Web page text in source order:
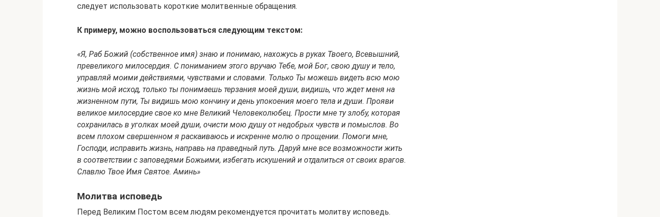
следует использовать короткие молитвенные обращения.
К примеру, можно воспользоваться следующим текстом:
«Я, Раб Божий (собственное имя) знаю и понимаю, нахожусь в руках Твоего, Всевышний,
превеликого милосердия. С пониманием этого вручаю Тебе, мой Бог, свою душу и тело,
управляй моими действиями, чувствами и словами. Только Ты можешь видеть всю мою
жизнь мой исход, только ты понимаешь терзания моей души, видишь, что ждет меня на
жизненном пути, Ты видишь мою кончину и день упокоения моего тела и души. Прояви
великое милосердие свое ко мне Великий Человеколюбец. Прости мне ту злобу, которая
сохранилась в уголках моей души, очисти мою душу от недобрых чувств и помыслов. Во
всем плохом свершенном я раскаиваюсь и искренне молю о прощении. Помоги мне,
Господи, исправить жизнь, направь на праведный путь. Даруй мне все возможности жить
в соответствии с заповедями Божьими, избегать искушений и отдалиться от своих врагов.
Славлю Твое Имя Святое. Аминь»
Молитва исповедь
Перед Великим Постом всем людям рекомендуется прочитать молитву исповедь.